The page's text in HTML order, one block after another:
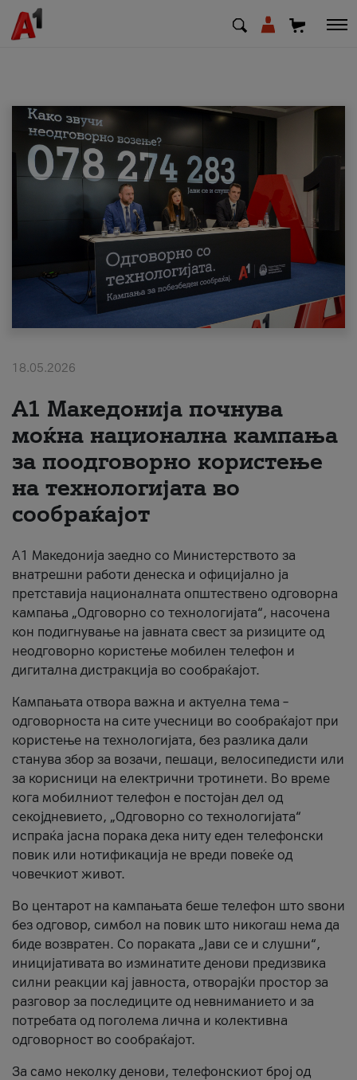
МК EN SQ
Деловни
Поддршка
Надополни кредит
#ПодобарОнлајн
18.05.2026
A1 Македонија почнува
моќна национална кампања
за поодговорно користење
на технологијата во
сообраќајот
A1 Македонија заедно со Министерството за
внатрешни работи денеска и официјално ја
претставија националната општествено одговорна
кампања „Одговорно со технологијата“, насочена
кон подигнување на јавната свест за ризиците од
неодговорно користење мобилен телефон и
дигитална дистракција во сообраќајот.
Кампањата отвора важна и актуелна тема –
одговорноста на сите учесници во сообраќајот при
користење на технологијата, без разлика дали
станува збор за возачи, пешаци, велосипедисти или
за корисници на електрични тротинети. Во време
кога мобилниот телефон е постојан дел од
секојдневието, „Одговорно со технологијата“
испраќа јасна порака дека ниту еден телефонски
повик или нотификација не вреди повеќе од
човечкиот живот.
Во центарот на кампањата беше телефон што ѕвони
без одговор, симбол на повик што никогаш нема да
биде возвратен. Со пораката „Јави се и слушни“,
иницијативата во изминатите денови предизвика
силни реакции кај јавноста, отворајќи простор за
разговор за последиците од невниманието и за
потребата од поголема лична и колективна
одговорност во сообраќајот.
За само неколку денови, телефонскиот број од